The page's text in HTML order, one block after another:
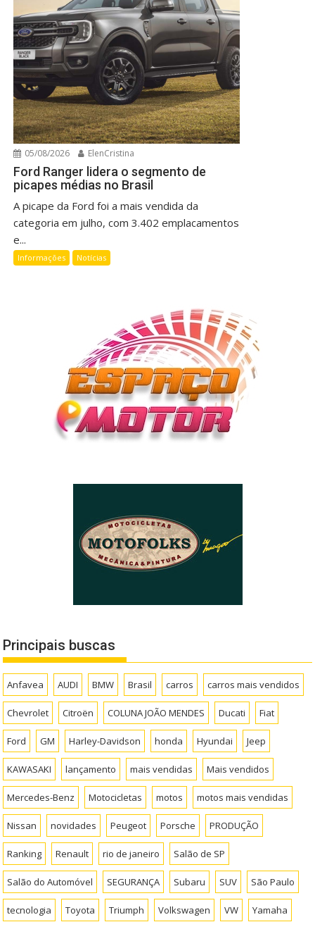
05/08/2026 ElenCristina
Ford Ranger lidera o segmento de
picapes médias no Brasil
A picape da Ford foi a mais vendida da
categoria em julho, com 3.402 emplacamentos
e...
Informações Notícias
Principais buscas
Anfavea AUDI BMW Brasil carros carros mais vendidos
Chevrolet Citroën COLUNA JOÃO MENDES Ducati Fiat
Ford GM Harley-Davidson honda Hyundai Jeep
KAWASAKI lançamento mais vendidas Mais vendidos
Mercedes-Benz Motocicletas motos motos mais vendidas
Nissan novidades Peugeot Porsche PRODUÇÃO
Ranking Renault rio de janeiro Salão de SP
Salão do Automóvel SEGURANÇA Subaru SUV São Paulo
tecnologia Toyota Triumph Volkswagen VW Yamaha